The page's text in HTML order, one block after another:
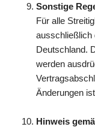
Sonstige
Für alle
ausschließlich
Deutschland.
werden
Änderungen
Hinweis